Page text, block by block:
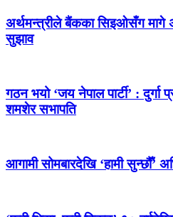
अर्थमन्त्रीले बैंकका सिइओसँग मागे
सुझाव
गठन भयो ‘जय नेपाल पार्टी’ : दुर्गा
शमशेर सभापति
आगामी सोमबारदेखि ‘हामी सुन्छौँ’